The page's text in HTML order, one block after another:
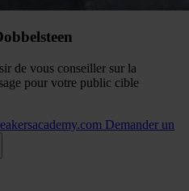
de vous conseiller sur la
pour votre public cible
Demander un